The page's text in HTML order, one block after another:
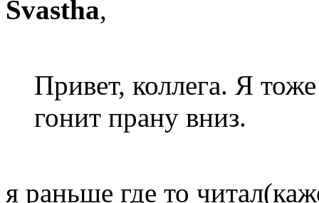
Svastha,
Привет, коллега. Я
гонит прану вниз.
я раньше где то